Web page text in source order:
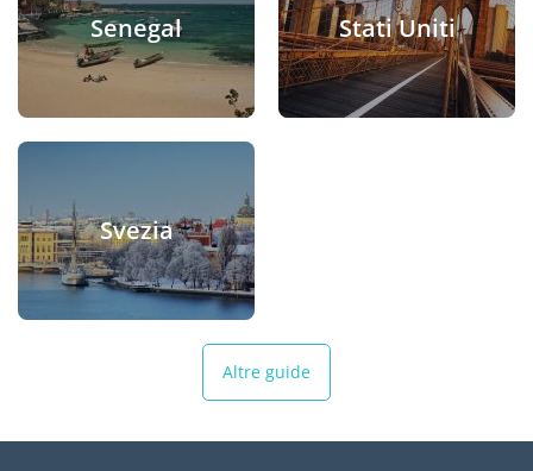
Senegal Stati Uniti
Svezia
Altre guide